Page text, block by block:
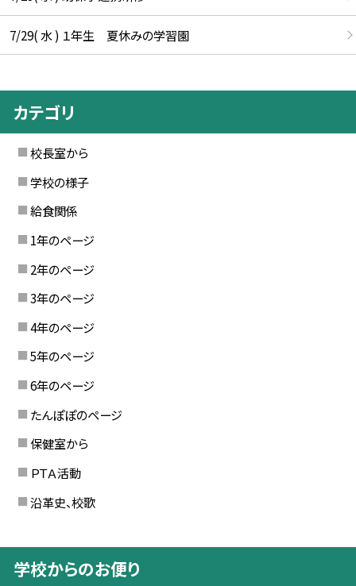
7/29( 水 ) １年生 夏休みの学習園
カテゴリ
校長室から
学校の様子
給食関係
1年のページ
2年のページ
3年のページ
4年のページ
5年のページ
6年のページ
たんぽぽのページ
保健室から
ＰＴＡ活動
沿革史、校歌
学校からのお便り